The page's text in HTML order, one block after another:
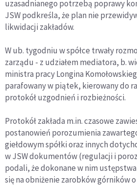
uzasadnianego potrzebą poprawy
JSW podkreśla, że plan nie
likwidacji zakładów.
W ub. tygodniu w spółce trwały
zarządu - z udziałem mediatora, b.
ministra pracy Longina
parafowany w piątek, kierowany do
protokół uzgodnień i rozbieżności.
Protokół zakłada m.in. czasowe
postanowień porozumienia
giełdowym spółki oraz innych
w JSW dokumentów (regulacji i
podali, że dokonane w nim
się na obniżenie zarobków górników o